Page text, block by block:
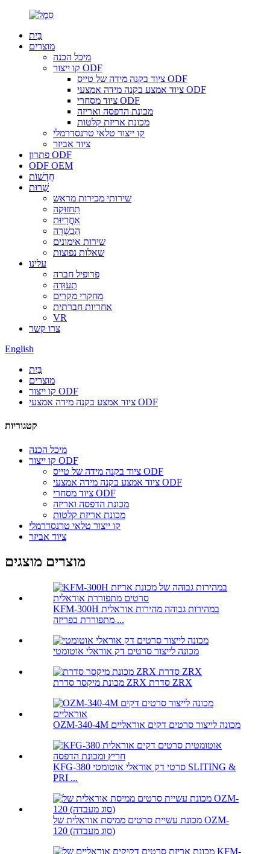
בַּיִת
מוצרים
מיכל הכנה
קו ייצור ODF
ציוד בקנה מידה של טייס ODF
ציוד אמצע בקנה מידה אמצעי ODF
ציוד מסחרי ODF
מכונת הדפסה ואריזה
מכונת אריזת קלטות
קו ייצור טלאי טרנסדרמלי
ציוד אביזר
פתרון ODF
ODF OEM
חֲדָשׁוֹת
שֵׁרוּת
שירותי מכירות מראש
תַחזוּקָה
אַחֲרָיוּת
הַכשָׁרָה
שירות אימונים
שאלות נפוצות
עלינו
פרופיל חברה
תְעוּדָה
מחקרי מקרים
אחריות חברתית
VR
צרו קשר
English
בַּיִת
מוצרים
קו ייצור ODF
ציוד אמצע בקנה מידה אמצעי ODF
קטגוריות
מיכל הכנה
קו ייצור ODF
ציוד בקנה מידה של טייס ODF
ציוד אמצע בקנה מידה אמצעי ODF
ציוד מסחרי ODF
מכונת הדפסה ואריזה
מכונת אריזת קלטות
קו ייצור טלאי טרנסדרמלי
ציוד אביזר
מוצרים מוצגים
KFM-300H במהירות גבוהה מהירות אוראלית
מתפוררת בפריזה ...
מכונה לייצור סרטים דק אוראלי אוטומטי
מכונת מיקסר סדרת ZRX סדרת ZRX
OZM-340-4M מכונה לייצור סרטים דקים אוראליים
KFG-380 סרטי דק אוראלי אוטומטי SLITING &
PRI ...
מכונת עשיית סרטים ממיסת אוראלית של OZM-
120 (סוג מעבדה)